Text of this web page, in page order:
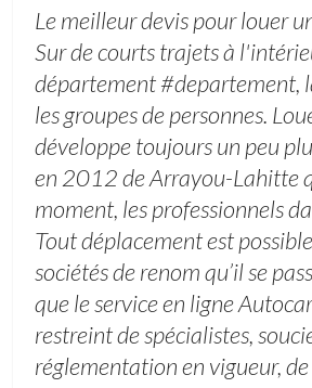
Le meilleur devis pour louer
Sur de courts trajets à
département #departement,
les groupes de personnes.
développe toujours un peu
en 2012 de Arrayou-Lahitte
moment, les professionnels
Tout déplacement est
sociétés de renom qu’il se
que le service en ligne
restreint de spécialistes,
réglementation en vigueur,